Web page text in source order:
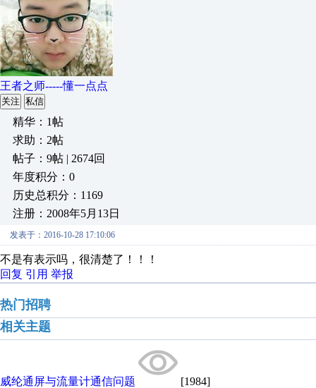
王者之师-----懂一点点
关注 私信
精华：1帖
求助：2帖
帖子：9帖 | 2674回
年度积分：0
历史总积分：1169
注册：2008年5月13日
发表于：2016-10-28 17:10:06
不是有表示吗，很清楚了！！！
回复 引用 举报
热门招聘
相关主题
威纶通屏与流量计通信问题 [1984]